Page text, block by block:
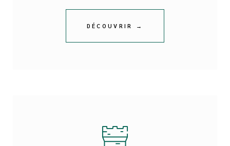
DÉCOUVRIR →